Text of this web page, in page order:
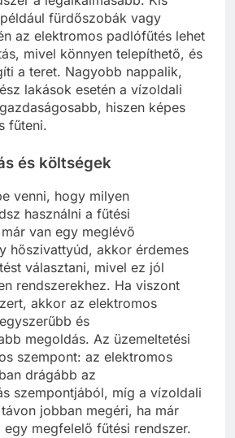
fürdőszobák vagy
az elektromos padlófűtés lehet
mivel könnyen telepíthető, és
a teret. Nagyobb nappalik,
lakások esetén a vízoldali
hiszen képes
fűteni.
és költségek
venni, hogy milyen
használni a fűtési
van egy meglévő
hőszivattyúd, akkor érdemes
választani, mivel ez jól
rendszerekhez. Ha viszont
akkor az elektromos
és
megoldás. Az üzemeltetési
szempont: az elektromos
drágább az
szempontjából, míg a vízoldali
jobban megéri, ha már
egy megfelelő fűtési rendszer.